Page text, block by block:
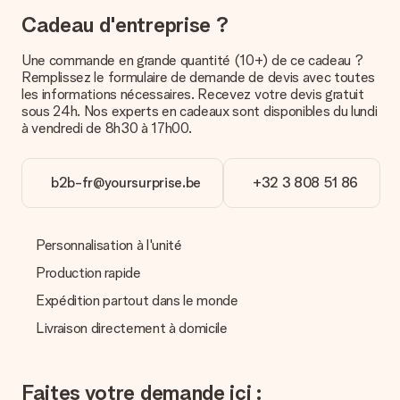
contacter notre service client.
Paiement
Comment puis-je régler ma commande ?
Nous proposons les formes de paiement suivantes : Paypal,
carte bancaire ou par virement bancaire. Comptez un délai de
cas de paiement par virement bancaire.
Réception du cadeau
fait ?
Nous déplorons le fait que votre cadeau ne vous plaise pas.
Vous pouvez dans ce cas contacter notre service client qui
La facture est-elle envoyée avec le cadeau ?
Nous n’envoyons pas de facture avec le cadeau. Nous vous
personnel MySurprise. Vous pouvez ainsi être tranquille et
Cadeau d'entreprise ?
Une commande en grande quantité (10+) de ce cadeau ?
Remplissez le formulaire de demande de devis avec toutes
les informations nécessaires. Recevez votre devis gratuit
sous 24h. Nos experts en cadeaux sont disponibles du lundi
à vendredi de 8h30 à 17h00.
b2b-fr@yoursurprise.be +32 3 808 51 86
Personnalisation à l'unité
Production rapide
Expédition partout dans le monde
Livraison directement à domicile
Faites votre demande ici :